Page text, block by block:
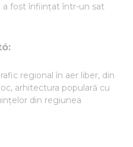
a fost înființat într-un sat
regional în aer liber, din
arhitectura populară cu
din regiunea